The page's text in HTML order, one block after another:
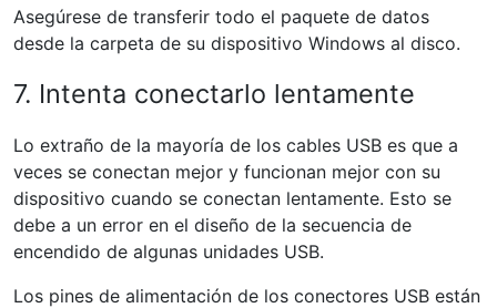
Asegúrese de transferir todo el paquete de datos
desde la carpeta de su dispositivo Windows al disco.
7. Intenta conectarlo lentamente
Lo extraño de la mayoría de los cables USB es que a
veces se conectan mejor y funcionan mejor con su
dispositivo cuando se conectan lentamente. Esto se
debe a un error en el diseño de la secuencia de
encendido de algunas unidades USB.
Los pines de alimentación de los conectores USB están